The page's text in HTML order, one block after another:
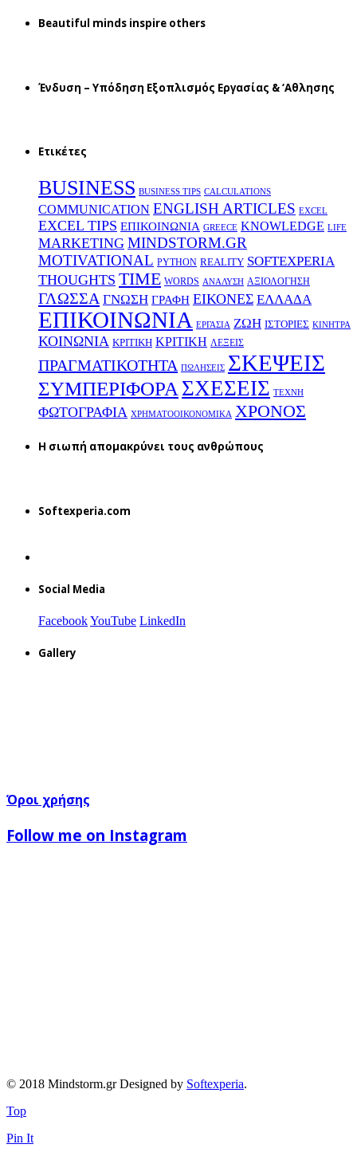
Beautiful minds inspire others
Ένδυση – Υπόδηση Εξοπλισμός Εργασίας & ‘Aθλησης
Ετικέτες
BUSINESS BUSINESS TIPS CALCULATIONS
COMMUNICATION ENGLISH ARTICLES EXCEL
EXCEL TIPS EΠΙΚΟΙΝΩΝΙΑ GREECE KNOWLEDGE LIFE
MARKETING MINDSTORM.GR
MOTIVATIONAL PYTHON REALITY SOFTEXPERIA
THOUGHTS TIME WORDS ΑΝΑΛΥΣΗ ΑΞΙΟΛΟΓΗΣΗ
ΓΛΩΣΣΑ ΓΝΩΣΗ ΓΡΑΦΗ ΕΙΚΟΝΕΣ ΕΛΛΑΔΑ
ΕΠΙΚΟΙΝΩΝΙΑ ΕΡΓΑΣΙΑ ΖΩΗ ΙΣΤΟΡΙΕΣ ΚΙΝΗΤΡΑ
ΚΟΙΝΩΝΙΑ ΚΡΙΤΙΚΗ ΚΡΙΤΙΚΗ ΛΕΞΕΙΣ
ΠΡΑΓΜΑΤΙΚΟΤΗΤΑ ΠΩΛΗΣΕΙΣ ΣΚΕΨΕΙΣ
ΣΥΜΠΕΡΙΦΟΡΑΣΧΕΣΕΙΣ ΤΕΧΝΗ
ΦΩΤΟΓΡΑΦΙΑ ΧΡΗΜΑΤΟΟΙΚΟΝΟΜΙΚΑ ΧΡΟΝΟΣ
H σιωπή απομακρύνει τους ανθρώπους
Softexperia.com
Social Media
FacebookYouTube LinkedIn
Gallery
Όροι χρήσης
Follow me on Instagram
© 2018 Mindstorm.gr Designed by Softexperia.
Top
Pin It